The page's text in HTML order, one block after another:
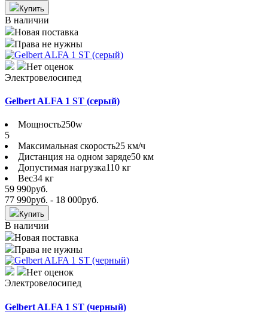
Купить
В наличии
Новая поставка
Права не нужны
Нет оценок
Электровелосипед
Gelbert ALFA 1 ST (серый)
Мощность250w
5
Максимальная скорость25 км/ч
Дистанция на одном заряде50 км
Допустимая нагрузка110 кг
Вес34 кг
59 990руб.
77 990руб. - 18 000руб.
Купить
В наличии
Новая поставка
Права не нужны
Нет оценок
Электровелосипед
Gelbert ALFA 1 ST (черный)